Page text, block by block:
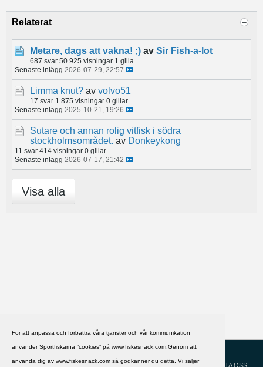
För att anpassa och förbättra våra tjänster och vår kommunikation
använder Sportfiskarna ”cookies” på www.fiskesnack.com.Genom att
använda dig av www.fiskesnack.com så godkänner du detta. Vi säljer
Relaterat
Metare, dags att vakna! ;) av Sir Fish-a-lot
687 svar 50 925 visningar 1 gilla
Senaste inlägg 2026-07-29, 22:57
Limma knut? av volvo51
17 svar 1 875 visningar 0 gillar
Senaste inlägg 2025-10-21, 19:26
Sutare och annan rolig vitfisk i södra
stockholmsområdet. av Donkeykong
11 svar 414 visningar 0 gillar
Senaste inlägg 2026-07-17, 21:42
Visa alla
HJÄLP
KONTAKTA OSS